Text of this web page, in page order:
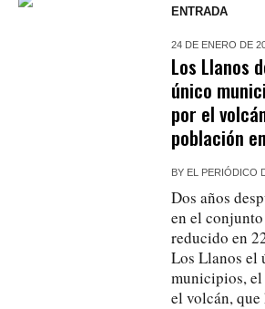
ENTRADA
24 DE ENERO DE
Los Llanos
único
por el
población
BY EL PERIÓDICO
Dos años
en el
reducido en
Los Llanos el
municipios, el
el volcán,